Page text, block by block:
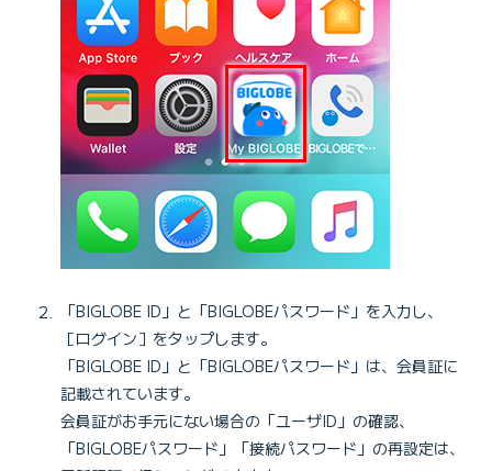
「BIGLOBE ID」と「BIGLOBEパスワード」を入力し、
［ログイン］をタップします。
「BIGLOBE ID」と「BIGLOBEパスワード」は、会員証に
記載されています。
会員証がお手元にない場合の「ユーザID」の確認、
「BIGLOBEパスワード」「接続パスワード」の再設定は、